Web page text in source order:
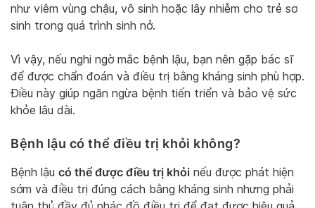
như viêm vùng chậu, vô sinh hoặc lây nhiễm cho trẻ sơ
sinh trong quá trình sinh nở.
Vì vậy, nếu nghi ngờ mắc bệnh lậu, bạn nên gặp bác sĩ
để được chẩn đoán và điều trị bằng kháng sinh phù hợp.
Điều này giúp ngăn ngừa bệnh tiến triển và bảo vệ sức
khỏe lâu dài.
Bệnh lậu có thể điều trị khỏi không?
Bệnh lậu có thể được điều trị khỏi nếu được phát hiện
sớm và điều trị đúng cách bằng kháng sinh nhưng phải